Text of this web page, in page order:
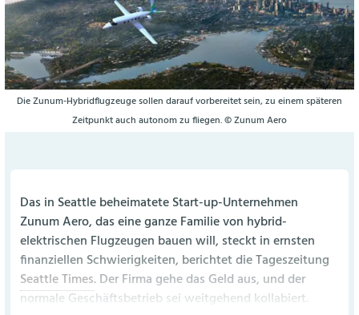
Die Zunum-Hybridflugzeuge sollen darauf vorbereitet sein, zu einem späteren
Zeitpunkt auch autonom zu fliegen. © Zunum Aero
Das in Seattle beheimatete Start-up-Unternehmen
Zunum Aero, das eine ganze Familie von hybrid-
elektrischen Flugzeugen bauen will, steckt in ernsten
finanziellen Schwierigkeiten, berichtet die Tageszeitung
Seattle Times. Der Firma gehe das Geld aus, und der
normale Geschäftsbetrieb sei weitgehend kollabiert.